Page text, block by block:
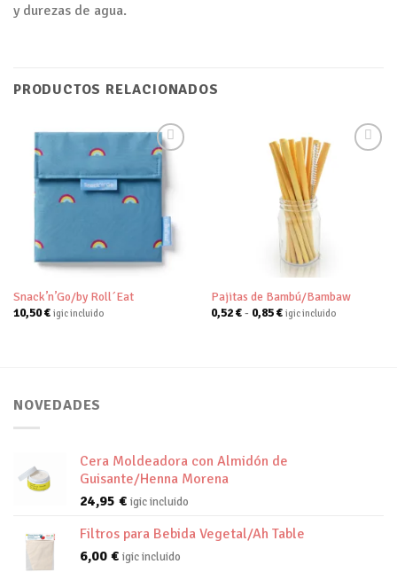
y durezas de agua.
PRODUCTOS RELACIONADOS
lista de
deseos
Snack’n’Go/by Roll´Eat
10,50€ igic incluido
Pajitas de Bambú/Bambaw
0,52€- 0,85€Rango
de
igic incluido
NOVEDADES
Cera Moldeadora con Almidón de
Guisante/Henna Morena
24,95 € igic incluido
Filtros para Bebida Vegetal/Ah Table
6,00 € igic incluido